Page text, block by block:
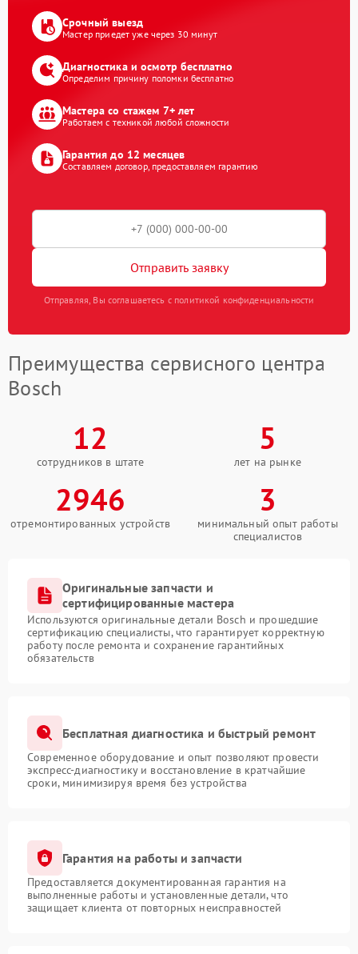
Срочный выезд
Мастер приедет уже через 30 минут
Диагностика и осмотр бесплатно
Определим причину поломки бесплатно
Мастера со стажем 7+ лет
Работаем с техникой любой сложности
Гарантия до 12 месяцев
Составляем договор, предоставляем гарантию
Отправить заявку
Отправляя, Вы соглашаетесь с политикой конфиденциальности
Преимущества сервисного центра
Bosch
12
сотрудников в штате
5
лет на рынке
2946
отремонтированных устройств
3
минимальный опыт работы
специалистов
Оригинальные запчасти и
сертифицированные мастера
Используются оригинальные детали Bosch и прошедшие
сертификацию специалисты, что гарантирует корректную
работу после ремонта и сохранение гарантийных
обязательств
Бесплатная диагностика и быстрый ремонт
Современное оборудование и опыт позволяют провести
экспресс-диагностику и восстановление в кратчайшие
сроки, минимизируя время без устройства
Гарантия на работы и запчасти
Предоставляется документированная гарантия на
выполненные работы и установленные детали, что
защищает клиента от повторных неисправностей